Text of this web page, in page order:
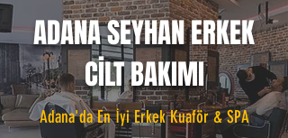
ADANA SEYHAN ERKEK
CİLT BAKIMI
Adana'da En İyi Erkek Kuaför & SPA